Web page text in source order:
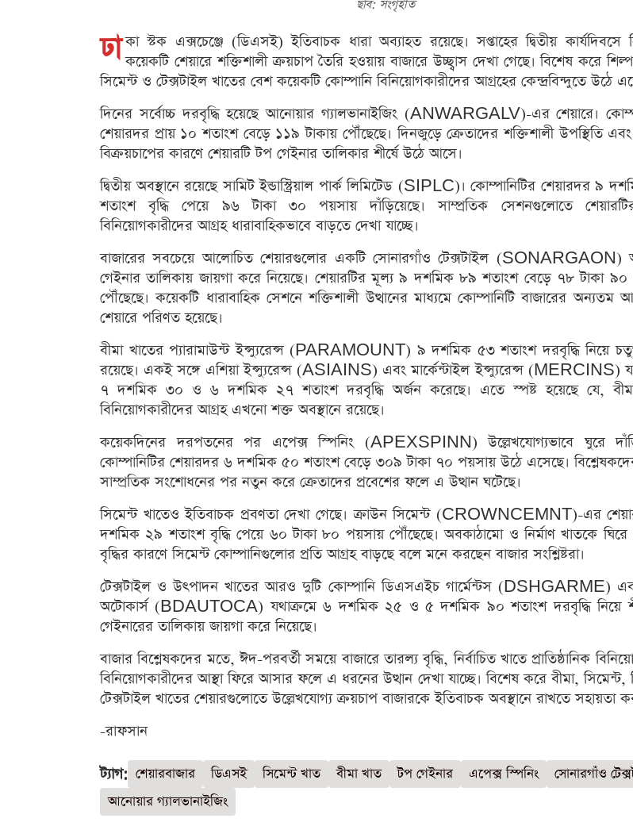
ছবি: সংগৃহীত
ঢা কা স্টক এক্সচেঞ্জে (ডিএসই) ইতিবাচক ধারা অব্যাহত রয়েছে। সপ্তাহের দ্বিতীয় কার্যদিবসে
কয়েকটি শেয়ারে শক্তিশালী ক্রয়চাপ তৈরি হওয়ায় বাজারে উচ্ছ্বাস দেখা গেছে। বিশেষ করে
সিমেন্ট ও টেক্সটাইল খাতের বেশ কয়েকটি কোম্পানি বিনিয়োগকারীদের আগ্রহের কেন্দ্রবিন্দুতে উঠে
দিনের সর্বোচ্চ দরবৃদ্ধি হয়েছে আনোয়ার গ্যালভানাইজিং (ANWARGALV)-এর শেয়ারে।
শেয়ারদর প্রায় ১০ শতাংশ বেড়ে ১১৯ টাকায় পৌঁছেছে। দিনজুড়ে ক্রেতাদের শক্তিশালী উপস্থিতি
বিক্রয়চাপের কারণে শেয়ারটি টপ গেইনার তালিকার শীর্ষে উঠে আসে।
দ্বিতীয় অবস্থানে রয়েছে সামিট ইন্ডাস্ট্রিয়াল পার্ক লিমিটেড (SIPLC)। কোম্পানিটির শেয়ারদর ৯
শতাংশ বৃদ্ধি পেয়ে ৯৬ টাকা ৩০ পয়সায় দাঁড়িয়েছে। সাম্প্রতিক সেশনগুলোতে
বিনিয়োগকারীদের আগ্রহ ধারাবাহিকভাবে বাড়তে দেখা যাচ্ছে।
বাজারের সবচেয়ে আলোচিত শেয়ারগুলোর একটি সোনারগাঁও টেক্সটাইল (SONARGAON)
গেইনার তালিকায় জায়গা করে নিয়েছে। শেয়ারটির মূল্য ৯ দশমিক ৮৯ শতাংশ বেড়ে ৭৮ টাকা
পৌঁছেছে। কয়েকটি ধারাবাহিক সেশনে শক্তিশালী উত্থানের মাধ্যমে কোম্পানিটি বাজারের অন্যতম
শেয়ারে পরিণত হয়েছে।
বীমা খাতের প্যারামাউন্ট ইন্স্যুরেন্স (PARAMOUNT) ৯ দশমিক ৫৩ শতাংশ দরবৃদ্ধি নিয়ে
রয়েছে। একই সঙ্গে এশিয়া ইন্স্যুরেন্স (ASIAINS) এবং মার্কেন্টাইল ইন্স্যুরেন্স (MERCINS)
৭ দশমিক ৩০ ও ৬ দশমিক ২৭ শতাংশ দরবৃদ্ধি অর্জন করেছে। এতে স্পষ্ট হয়েছে যে,
বিনিয়োগকারীদের আগ্রহ এখনো শক্ত অবস্থানে রয়েছে।
কয়েকদিনের দরপতনের পর এপেক্স স্পিনিং (APEXSPINN) উল্লেখযোগ্যভাবে ঘুরে
কোম্পানিটির শেয়ারদর ৬ দশমিক ৫০ শতাংশ বেড়ে ৩০৯ টাকা ৭০ পয়সায় উঠে এসেছে।
সাম্প্রতিক সংশোধনের পর নতুন করে ক্রেতাদের প্রবেশের ফলে এ উত্থান ঘটেছে।
সিমেন্ট খাতেও ইতিবাচক প্রবণতা দেখা গেছে। ক্রাউন সিমেন্ট (CROWNCEMNT)-এর
দশমিক ২৯ শতাংশ বৃদ্ধি পেয়ে ৬০ টাকা ৮০ পয়সায় পৌঁছেছে। অবকাঠামো ও নির্মাণ খাতকে ঘিরে
বৃদ্ধির কারণে সিমেন্ট কোম্পানিগুলোর প্রতি আগ্রহ বাড়ছে বলে মনে করছেন বাজার সংশ্লিষ্টরা।
টেক্সটাইল ও উৎপাদন খাতের আরও দুটি কোম্পানি ডিএসএইচ গার্মেন্টস (DSHGARME)
অটোকার্স (BDAUTOCA) যথাক্রমে ৬ দশমিক ২৫ ও ৫ দশমিক ৯০ শতাংশ দরবৃদ্ধি নিয়ে
গেইনারের তালিকায় জায়গা করে নিয়েছে।
বাজার বিশ্লেষকদের মতে, ঈদ-পরবর্তী সময়ে বাজারে তারল্য বৃদ্ধি, নির্বাচিত খাতে প্রাতিষ্ঠানিক
বিনিয়োগকারীদের আস্থা ফিরে আসার ফলে এ ধরনের উত্থান দেখা যাচ্ছে। বিশেষ করে বীমা, সিমেন্ট,
টেক্সটাইল খাতের শেয়ারগুলোতে উল্লেখযোগ্য ক্রয়চাপ বাজারকে ইতিবাচক অবস্থানে রাখতে সহায়তা
-রাফসান
ট্যাগ: শেয়ারবাজার ডিএসই সিমেন্ট খাত বীমা খাত টপ গেইনার এপেক্স স্পিনিং
সোনারগাঁও
আনোয়ার গ্যালভানাইজিং